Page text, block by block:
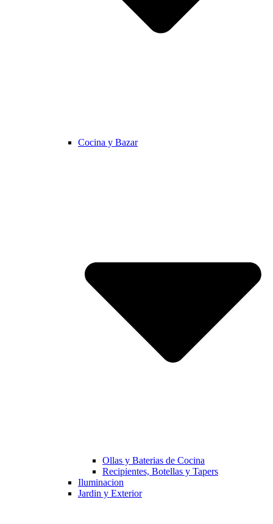
Cocina y Bazar
Ollas y Baterias de Cocina
Recipientes, Botellas y Tapers
Iluminacion
Jardin y Exterior